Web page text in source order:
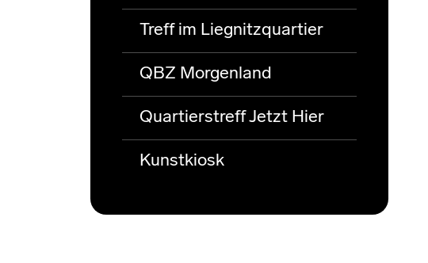
Treff im Liegnitzquartier
QBZ Morgenland
Quartierstreff Jetzt Hier
Kunstkiosk